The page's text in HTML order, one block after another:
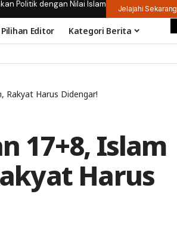
Politik dengan Nilai Islam Jelajahi Sekarang
Pilihan Editor Kategori Berita
Rakyat Harus Didengar!
17+8, Islam
Harus